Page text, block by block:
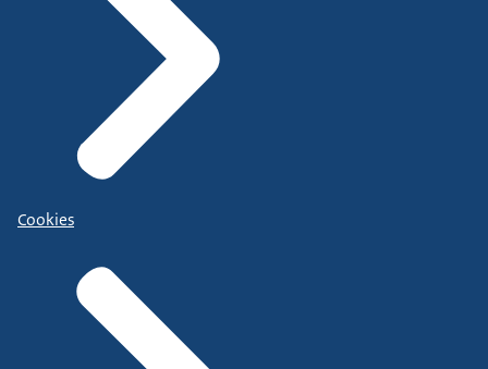
Cookies